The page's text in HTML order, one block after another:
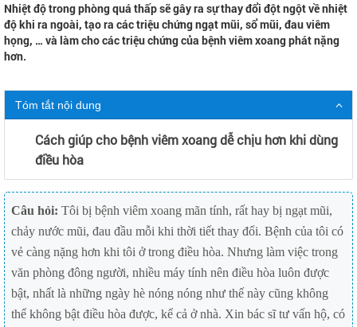
Nhiệt độ trong phòng quá thấp sẽ gây ra sự thay đổi đột ngột về nhiệt
độ khi ra ngoài, tạo ra các triệu chứng ngạt mũi, sổ mũi, đau viêm
họng, … và làm cho các triệu chứng của bệnh viêm xoang phát nặng
hơn.
Tóm tắt nội dung
Cách giúp cho bệnh viêm xoang dễ chịu hơn khi dùng
điều hòa
Câu hỏi: Tôi bị bệnh viêm xoang mãn tính, rất hay bị ngạt mũi,
chảy nước mũi, đau đầu mỗi khi thời tiết thay đổi. Bệnh của tôi có
vẻ càng nặng hơn khi tôi ở trong điều hòa. Nhưng làm việc trong
văn phòng đông người, nhiều máy tính nên điều hòa luôn được
bật, nhất là những ngày hè nóng nóng như thế này cũng không
thể không bật điều hòa được, kể cả ở nhà. Xin bác sĩ tư vấn hộ, có